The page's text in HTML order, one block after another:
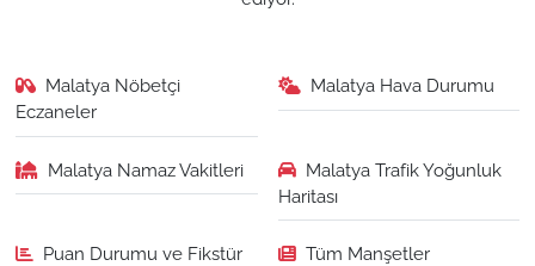
Malatya Nöbetçi
Eczaneler
Malatya Hava Durumu
Malatya Namaz Vakitleri
Malatya Trafik Yoğunluk
Haritası
Puan Durumu ve Fikstür Tüm Manşetler